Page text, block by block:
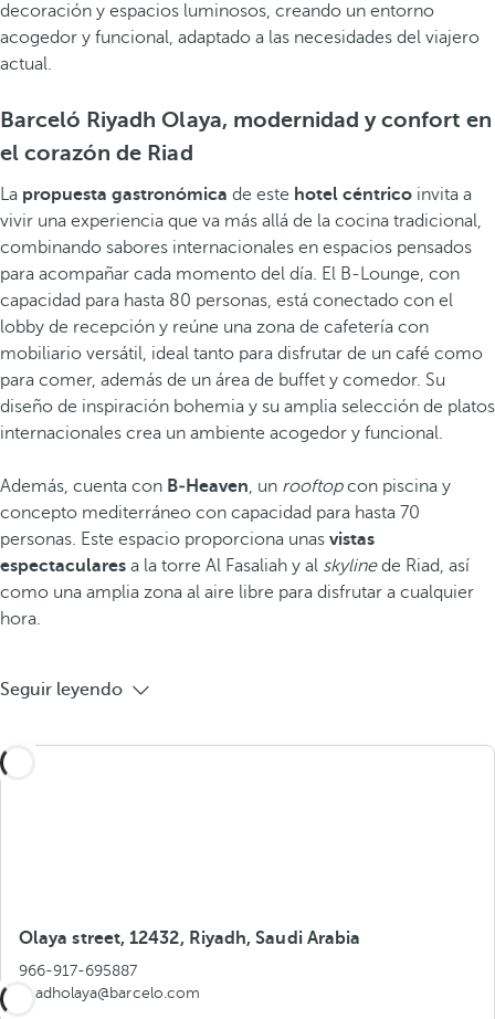
decoración y espacios luminosos, creando un entorno
acogedor y funcional, adaptado a las necesidades del viajero
actual.
Barceló Riyadh Olaya, modernidad y confort en
el corazón de Riad
La propuesta gastronómica de este hotel céntrico invita a
vivir una experiencia que va más allá de la cocina tradicional,
combinando sabores internacionales en espacios pensados
para acompañar cada momento del día. El B-Lounge, con
capacidad para hasta 80 personas, está conectado con el
lobby de recepción y reúne una zona de cafetería con
mobiliario versátil, ideal tanto para disfrutar de un café como
para comer, además de un área de buffet y comedor. Su
diseño de inspiración bohemia y su amplia selección de platos
internacionales crea un ambiente acogedor y funcional.
Además, cuenta con B‑Heaven, un rooftopcon piscina y
concepto mediterráneo con capacidad para hasta 70
personas. Este espacio proporciona unas vistas
espectaculares a la torre Al Fasaliah y al skylinede Riad, así
como una amplia zona al aire libre para disfrutar a cualquier
hora.
Seguir leyendo
Olaya street, 12432, Riyadh, Saudi Arabia
966-917-695887
riyadholaya@barcelo.com